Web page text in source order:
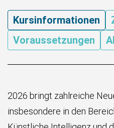
Kursinformationen
Voraussetzungen
2026 bringt zahlreiche
insbesondere in den